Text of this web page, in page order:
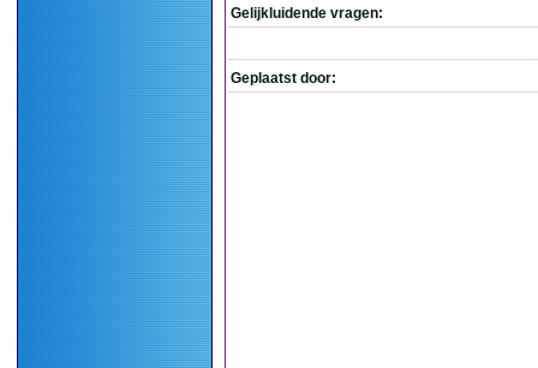
Gelijkluidende vragen:
Geplaatst door: